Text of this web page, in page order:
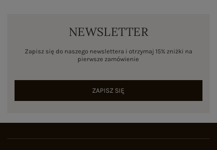
NEWSLETTER
Zapisz się do naszego newslettera i otrzymaj 15% zniżki na
pierwsze zamówienie
ZAPISZ SIĘ